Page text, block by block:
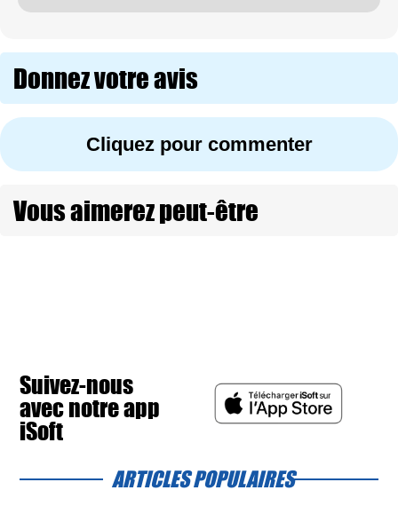
Donnez votre avis
Cliquez pour commenter
Vous aimerez peut-être
Suivez-nous
avec notre app
iSoft
ARTICLES POPULAIRES